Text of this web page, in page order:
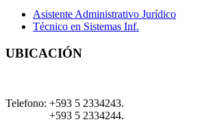
Asistente Administrativo Jurídico
Técnico en Sistemas Inf.
UBICACIÓN
Telefono: +593 5 2334243.
+593 5 2334244.